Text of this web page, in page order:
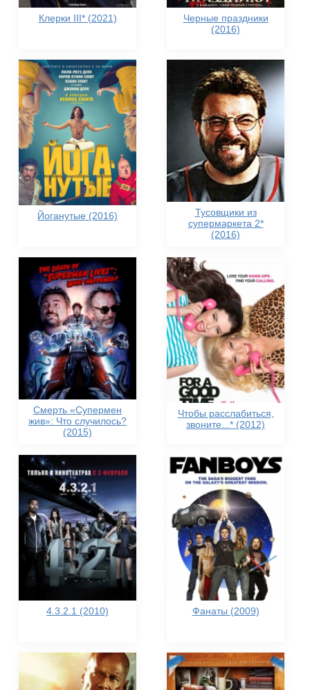
Клерки III* (2021)
Черные праздники
(2016)
Йоганутые (2016)
Тусовщики из
супермаркета 2*
(2016)
Смерть «Супермен
жив»: Что случилось?
(2015)
Чтобы расслабиться,
звоните...* (2012)
4.3.2.1 (2010) Фанаты (2009)